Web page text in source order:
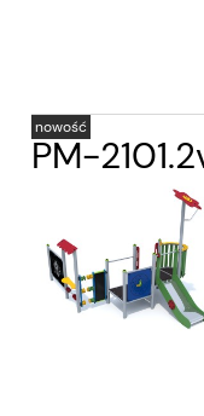
PM-
nowość